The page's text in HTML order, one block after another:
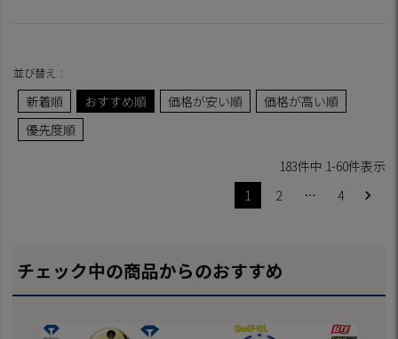
並び替え
新着順 おすすめ順 価格が安い順
価格が高い順
優先度順
183件中 1-60件表示
1
2 … 4
チェック中の商品からのおすすめ